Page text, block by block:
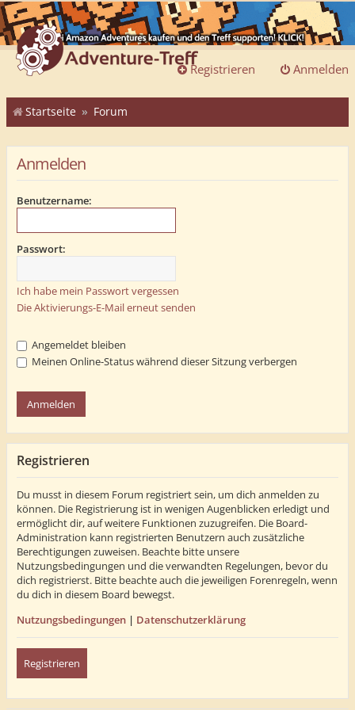
Anmelden
Registrieren
Startseite Forum
Anmelden
Benutzername:
Passwort:
Ich habe mein Passwort vergessen
Die Aktivierungs-E-Mail erneut senden
Angemeldet bleiben
Meinen Online-Status während dieser Sitzung verbergen
Registrieren
Du musst in diesem Forum registriert sein, um dich anmelden zu
können. Die Registrierung ist in wenigen Augenblicken erledigt und
ermöglicht dir, auf weitere Funktionen zuzugreifen. Die Board-
Administration kann registrierten Benutzern auch zusätzliche
Berechtigungen zuweisen. Beachte bitte unsere
Nutzungsbedingungen und die verwandten Regelungen, bevor du
dich registrierst. Bitte beachte auch die jeweiligen Forenregeln, wenn
du dich in diesem Board bewegst.
Nutzungsbedingungen | Datenschutzerklärung
Registrieren